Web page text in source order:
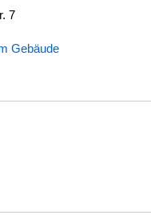
7
Gebäude